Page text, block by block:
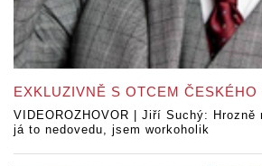
EXKLUZIVNĚ S OTCEM ČESKÉHO
VIDEOROZHOVOR | Jiří Suchý:
já to nedovedu, jsem workoholik